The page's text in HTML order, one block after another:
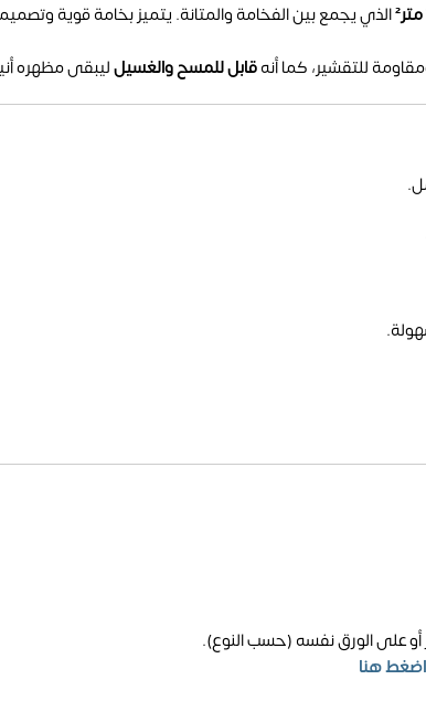
الذي يجمع بين الفخامة والمتانة. يتميز بخامة قوية
للتقشير، كما أنهقابل للمسح والغسيلليبقى مظهره
أو على الورق نفسه (حسب النوع).
اضغط هنا